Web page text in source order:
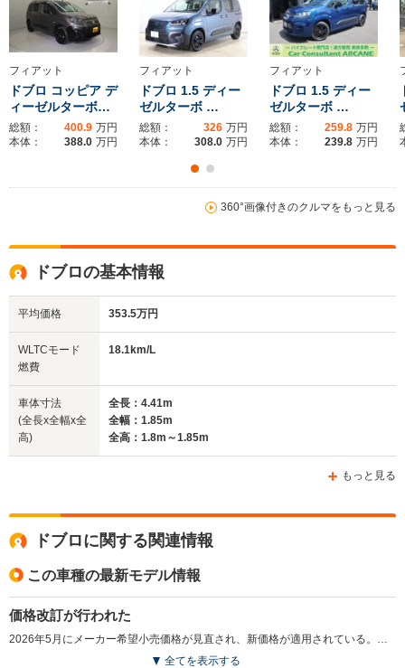
サイズ
(全長x全幅x全高)
排気量
1.85m
全長
4.77m
ホイールベース
-m
└高速道路:20.2km/L
1498cc
1.85m
全長
4.4m～4.41m
ホイールベース
-m
└市街地:14.5～
15.7km/L
ホイ
└市街地
14.6km/L
フィアット
ドブロ コッピア デ
ィーゼルターボ…
総額： 400.9 万円
本体：
388.0 万円
フィアット
ドブロ 1.5 ディー
ゼルターボ …
総額： 326 万円
本体：
308.0 万円
フィアット
ドブロ 1.5 ディー
ゼルターボ …
総額： 259.8 万円
本体：
239.8 万円
360°画像付きのクルマをもっと見る
ドブロの基本情報
平均価格 353.5万円
WLTCモード
燃費
18.1km/L
車体寸法
(全長x全幅x全
高)
全長：4.41m
全幅：1.85m
全高：1.8m～1.85m
もっと見る
ドブロに関する関連情報
この車種の最新モデル情報
価格改訂が行われた
2026年5月にメーカー希望小売価格が見直され、新価格が適用されている。（2026.5）
全てを表示する